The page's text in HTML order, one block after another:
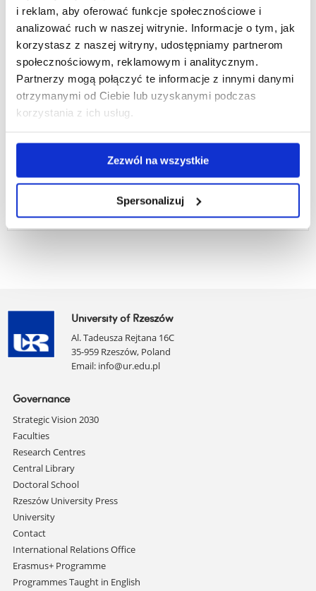
i reklam, aby oferować funkcje społecznościowe i
analizować ruch w naszej witrynie. Informacje o tym, jak
korzystasz z naszej witryny, udostępniamy partnerom
społecznościowym, reklamowym i analitycznym.
Partnerzy mogą połączyć te informacje z innymi danymi
otrzymanymi od Ciebie lub uzyskanymi podczas
korzystania z ich usług.
Zezwól na wszystkie
Spersonalizuj
University of Rzeszów
Al. Tadeusza Rejtana 16C
35-959 Rzeszów, Poland
Email: info@ur.edu.pl
Skip
navigation
Governance
Strategic Vision 2030
Faculties
Research Centres
Central Library
Doctoral School
Rzeszów University Press
University
Contact
International Relations Office
Erasmus+ Programme
Programmes Taught in English